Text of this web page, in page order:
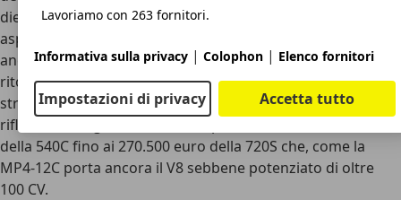
dieci anni fa, altre rivali come l’Audi R8 con il suo V10
aspirato costavano circa 20.000 euro in meno. Bisogna
anche pensare al valore di un’auto che ha segnato il
ritorno, a vent’anni di distanza o quasi, di una McLaren
stradale capace di queste prestazioni. Oggi, se si fa una
riflessione, la gamma McLaren parte dai circa 176.000 euro
della 540C fino ai 270.500 euro della 720S che, come la
MP4-12C porta ancora il V8 sebbene potenziato di oltre
100 CV.
Lavoriamo con 263 fornitori.
Informativa sulla privacy | Colophon | Elenco fornitori
Impostazioni di privacy Accetta tutto